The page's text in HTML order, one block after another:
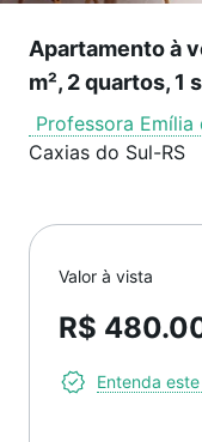
Apartamento à
m², 2 quartos, 1
Professora Emília
Caxias do Sul-RS
Valor à vista
R$
Entenda